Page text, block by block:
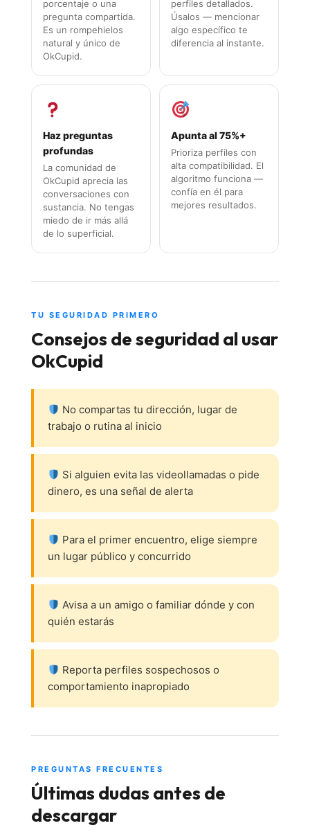
porcentaje o una
pregunta compartida.
Es un rompehielos
natural y único de
OkCupid.
perfiles detallados.
Úsalos — mencionar
algo específico te
diferencia al instante.
Haz preguntas
profundas
La comunidad de
OkCupid aprecia las
conversaciones con
sustancia. No tengas
miedo de ir más allá
de lo superficial.
Apunta al 75%+
Prioriza perfiles con
alta compatibilidad. El
algoritmo funciona —
confía en él para
mejores resultados.
TU SEGURIDAD PRIMERO
Consejos de seguridad al usar
OkCupid
No compartas tu dirección, lugar de
trabajo o rutina al inicio
Si alguien evita las videollamadas o pide
dinero, es una señal de alerta
Para el primer encuentro, elige siempre
un lugar público y concurrido
Avisa a un amigo o familiar dónde y con
quién estarás
Reporta perfiles sospechosos o
comportamiento inapropiado
PREGUNTAS FRECUENTES
Últimas dudas antes de
descargar